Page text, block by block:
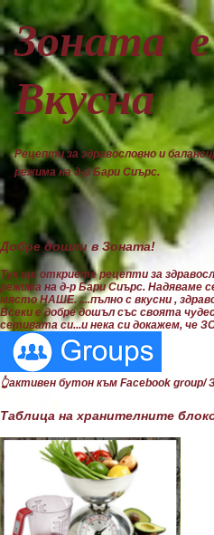
Пропускане към
Зоната е
Вкусна
Рецепти за здравословно и
режима на д-р Бари Сиърс.
Добре дошли в Зоната!
Тук ще откриете рецепти за
режима на д-р Бари Сиърс. Надяваме
място НАШЕ. ....пълно с вкусни ,
Всеки е добре дошъл със своята
сетивата си...и нека си докажем, че
👆активен бутон към Facebook
Таблица на хранителните